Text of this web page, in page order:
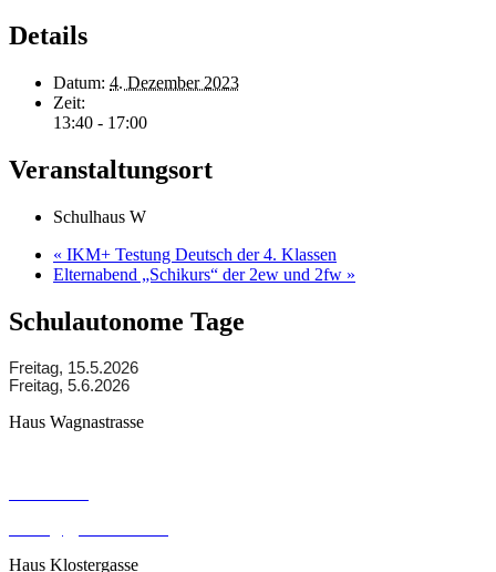
Details
Datum: 4. Dezember 2023
Zeit:
13:40 - 17:00
Veranstaltungsort
Schulhaus W
« IKM+ Testung Deutsch der 4. Klassen
Elternabend „Schikurs“ der 2ew und 2fw »
Schulautonome Tage
Freitag, 15.5.2026
Freitag, 5.6.2026
Haus Wagnastrasse
Haus Klostergasse